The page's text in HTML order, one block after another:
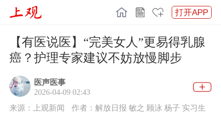
打开APP
【有医说医】“完美女人”更易得乳腺
癌？护理专家建议不妨放慢脚步
医声医事
2026-04-09 02:43
来源：上观新闻
作者：解放日报 敏之 顾泳 杨子 实习生